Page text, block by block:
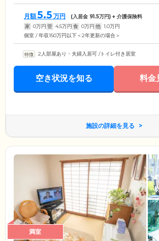
月額5.5 万円 (入居金 91.5万円) + 介護保険料
家 0万円 管 4.5万円 食 0万円 他 1.0万円
個室 / 年収150万円以下＜2年更新の場合＞
2人部屋あり・夫婦入居可 /トイレ付き居室
空き状況を知る 料金
施設の詳細を見る
満室